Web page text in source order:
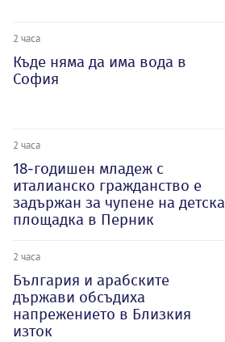
2 часа
Къде няма да има вода в
София
2 часа
18-годишен младеж с
италианско гражданство е
задържан за чупене на детска
площадка в Перник
2 часа
България и арабските
държави обсъдиха
напрежението в Близкия
изток